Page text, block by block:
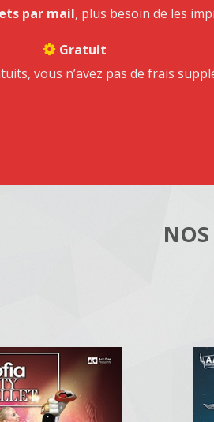
par mail, plus besoin de les
Gratuit
vous n’avez pas de frais